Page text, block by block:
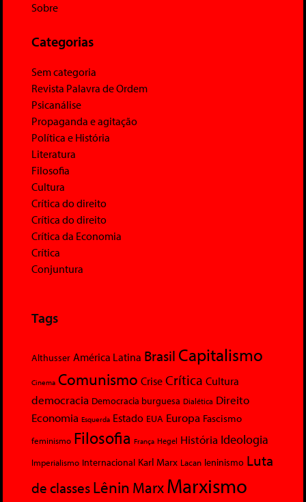
Sobre
Categorias
Sem categoria
Revista Palavra de Ordem
Psicanálise
Propaganda e agitação
Política e História
Literatura
Filosofia
Cultura
Crítica do direito
Crítica do direito
Crítica da Economia
Crítica
Conjuntura
Tags
Althusser América Latina Brasil Capitalismo
Cinema Comunismo Crise Crítica Cultura
democracia Democracia burguesa Dialética Direito
Economia Esquerda Estado EUA Europa Fascismo
feminismo Filosofia França Hegel História Ideologia
Imperialismo Internacional Karl Marx Lacan leninismo Luta
de classesLênin MarxMarxismo